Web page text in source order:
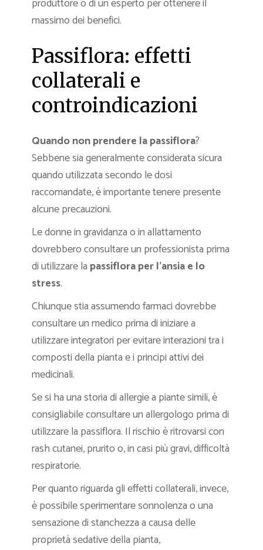
produttore o di un esperto per ottenere il
massimo dei benefici.
Passiflora: effetti
collaterali e
controindicazioni
Quando non prendere la passiflora?
Sebbene sia generalmente considerata sicura
quando utilizzata secondo le dosi
raccomandate, è importante tenere presente
alcune precauzioni.
Le donne in gravidanza o in allattamento
dovrebbero consultare un professionista prima
di utilizzare la passiflora per l’ansia e lo
stress.
Chiunque stia assumendo farmaci dovrebbe
consultare un medico prima di iniziare a
utilizzare integratori per evitare interazioni tra i
composti della pianta e i principi attivi dei
medicinali.
Se si ha una storia di allergie a piante simili, è
consigliabile consultare un allergologo prima di
utilizzare la passiflora. Il rischio è ritrovarsi con
rash cutanei, prurito o, in casi più gravi, difficoltà
respiratorie.
Per quanto riguarda gli effetti collaterali, invece,
è possibile sperimentare sonnolenza o una
sensazione di stanchezza a causa delle
proprietà sedative della pianta,